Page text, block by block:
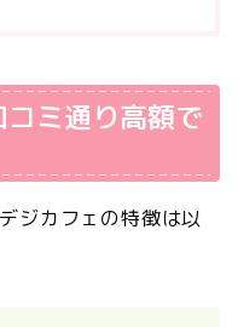
ミ通り高額で
ジカフェの特徴は以